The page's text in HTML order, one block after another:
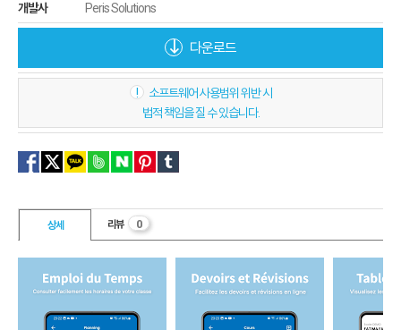
개발사 Peris Solutions
다운로드
!
소프트웨어 사용범위 위반 시
법적 책임을 질 수 있습니다.
상세 리뷰 0